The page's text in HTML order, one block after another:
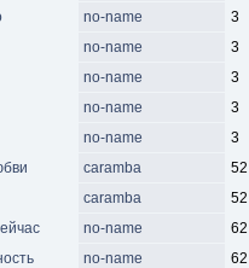
no-name 3
no-name 3
no-name 3
no-name 3
no-name 3
caramba 52
caramba 52
no-name 62
no-name 62